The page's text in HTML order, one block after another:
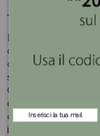
Elegante e
crema con sfondo
d'arredo pensato
stile e praticità.
Caratterizzato da
dalle linee morbide
distingue per il suo
integrarsi